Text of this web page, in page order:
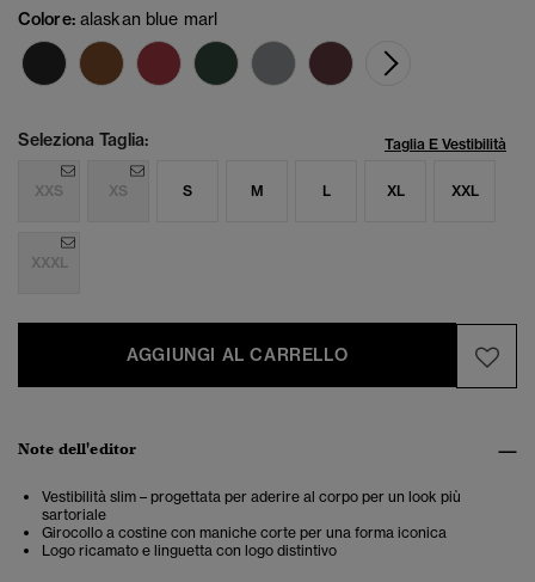
Colore: alaskan blue marl
Seleziona Taglia: Taglia E Vestibilità
XXS XS S M L XL XXL
XXXL
AGGIUNGI AL CARRELLO
Note dell'editor
Vestibilità slim – progettata per aderire al corpo per un look più
sartoriale
Girocollo a costine con maniche corte per una forma iconica
Logo ricamato e linguetta con logo distintivo